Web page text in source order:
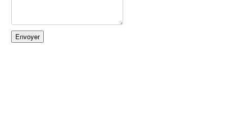
Envoyer